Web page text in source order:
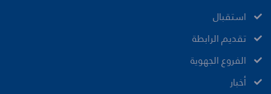
ﺍﺳﺘﻘﺒﺎﻝ
ﺗﻘﺪﻳﻢ ﺍﻟﺮﺍﺑﻄﺔ
الفروع الجهوية
ﺃﺧﺒﺎﺭ